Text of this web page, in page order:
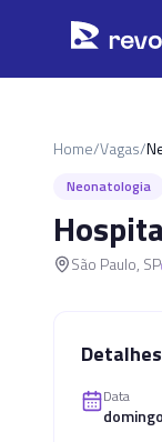
rev
Home/Vagas/
Neonatologia
São Paulo, SP
Data